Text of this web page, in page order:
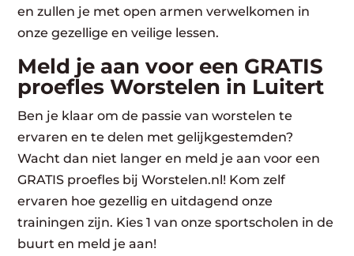
en zullen je met open armen verwelkomen in
onze gezellige en veilige lessen.
Meld je aan voor een GRATIS
proefles Worstelen in Luitert
Ben je klaar om de passie van worstelen te
ervaren en te delen met gelijkgestemden?
Wacht dan niet langer en meld je aan voor een
GRATIS proefles bij Worstelen.nl! Kom zelf
ervaren hoe gezellig en uitdagend onze
trainingen zijn. Kies 1 van onze sportscholen in de
buurt en meld je aan!